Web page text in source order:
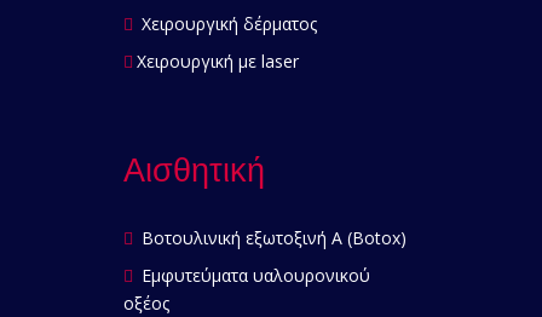
Χειρουργική δέρματος
Χειρουργική με laser
Αισθητική
Βοτουλινική εξωτοξινή Α (Botox)
Εμφυτεύματα υαλουρονικού
οξέος